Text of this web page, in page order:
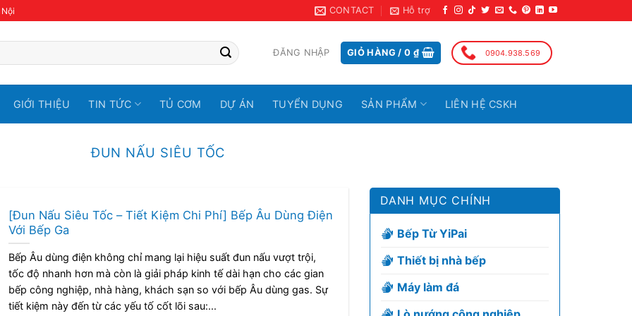
CONTACT Hỗ trợ
ĐĂNG NHẬP GIỎ HÀNG /0 ₫ 0904.938.569
GIỚI THIỆU TIN TỨC TỦ CƠM DỰ ÁN TUYỂN DỤNG SẢN PHẨM LIÊN HỆ CSKH
ĐUN NẤU SIÊU TỐC
[Đun Nấu Siêu Tốc – Tiết Kiệm Chi Phí] Bếp Âu Dùng Điện
Với Bếp Ga
Bếp Âu dùng điện không chỉ mang lại hiệu suất đun nấu vượt trội,
tốc độ nhanh hơn mà còn là giải pháp kinh tế dài hạn cho các gian
bếp công nghiệp, nhà hàng, khách sạn so với bếp Âu dùng gas. Sự
tiết kiệm này đến từ các yếu tố cốt lõi sau:...
DANH MỤC CHÍNH
Bếp Từ YiPai
Thiết bị nhà bếp
Máy làm đá